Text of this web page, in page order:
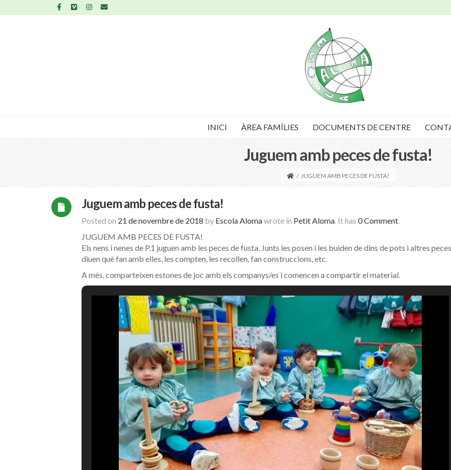
INICI ÀREA FAMÍLIES DOCUMENTS DE CENTRE
Juguem amb peces de fusta!
/ JUGUEM AMB PECES DE FUSTA!
Juguem amb peces de fusta!
Posted on 21 de novembre de 2018 by Escola Alomawrote in Petit Aloma. It has 0 Comment.
JUGUEM AMB PECES DE FUSTA!
Els nens i nenes de P.1 juguen amb les peces de fusta. Junts les posen i les buiden de dins de pots i altres
diuen què fan amb elles, les compten, les recollen, fan construccions, etc.
A més, comparteixen estones de joc amb els companys/es i comencen a compartir el material.